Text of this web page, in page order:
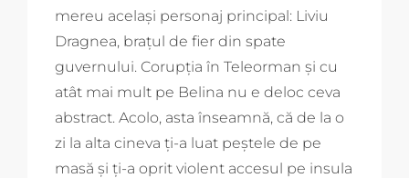
mereu același personaj principal: Liviu
Dragnea, brațul de fier din spate
guvernului. Corupția în Teleorman și cu
atât mai mult pe Belina nu e deloc ceva
abstract. Acolo, asta înseamnă, că de la o
zi la alta cineva ți-a luat peștele de pe
masă și ți-a oprit violent accesul pe insula